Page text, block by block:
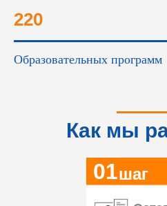
220
Образовательных программ
Как мы
01шаг